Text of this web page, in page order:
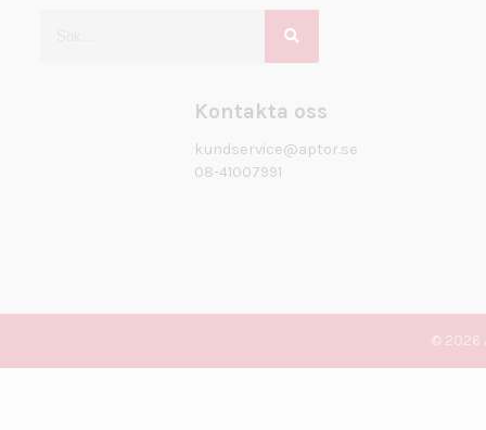
Kontakta oss
kundservice@aptor.se
08-41007991
© 2026